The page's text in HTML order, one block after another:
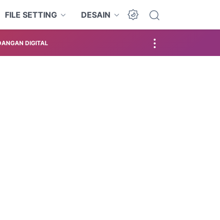
FILE SETTING DESAIN
DIGITAL